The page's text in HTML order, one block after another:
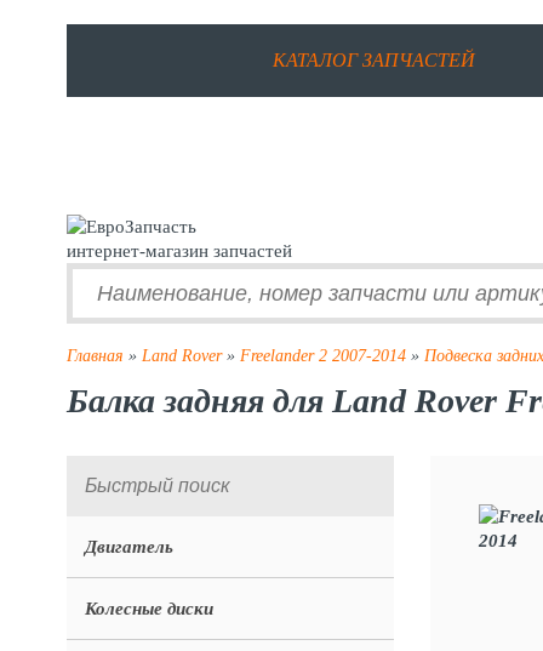
КАТАЛОГ ЗАПЧАСТЕЙ
интернет-магазин запчастей
Главная » Land Rover» Freelander 2 2007-2014 » Подвеска
Балка задняя для Land Rover
Двигатель
Колесные диски